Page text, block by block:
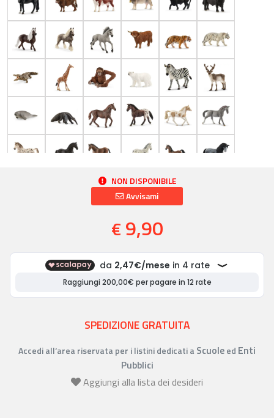
NON DISPONIBILE
Avvisami
€ 9,90
SPEDIZIONE GRATUITA
Accedi all’area riservata per i listini dedicati a Scuoleed Enti
Pubblici
Aggiungi alla lista dei desideri